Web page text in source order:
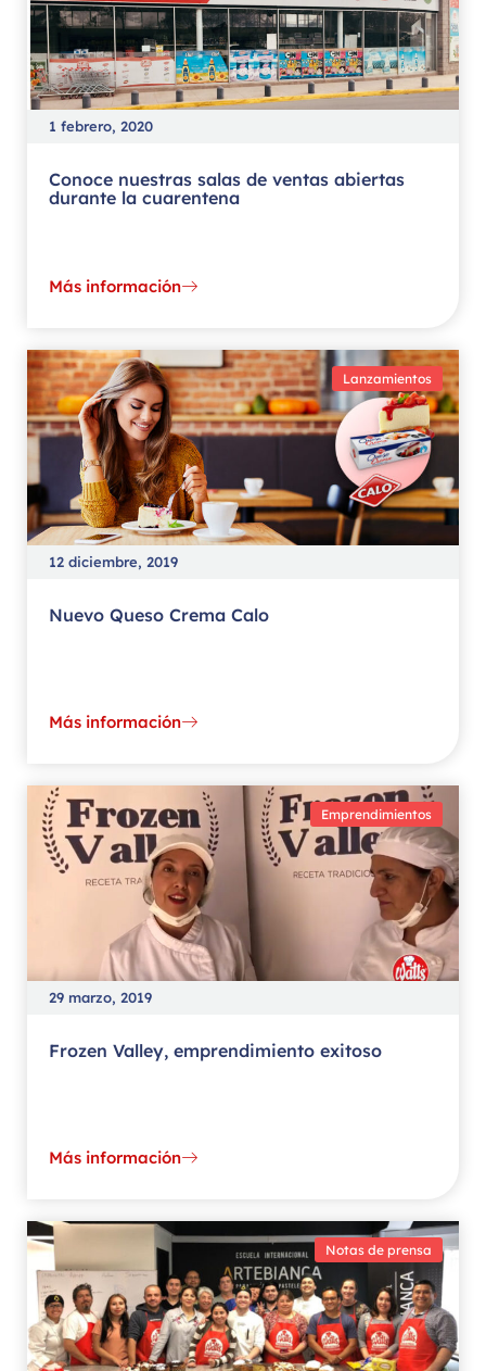
1 febrero, 2020
Conoce nuestras salas de ventas abiertas
durante la cuarentena
Más información
Lanzamientos
12 diciembre, 2019
Nuevo Queso Crema Calo
Más información
Emprendimientos
29 marzo, 2019
Frozen Valley, emprendimiento exitoso
Más información
Notas de prensa